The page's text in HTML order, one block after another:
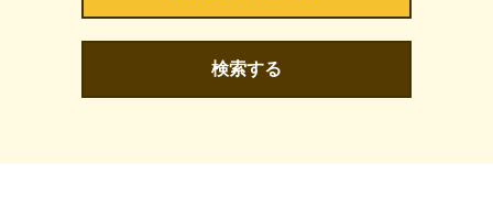
検索する